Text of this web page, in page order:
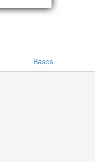
Bases